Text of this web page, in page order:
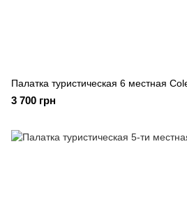
Палатка туристическая 6 местная
3 700 грн